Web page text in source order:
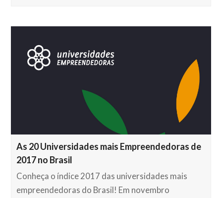
As 20 Universidades mais Empreendedoras de
2017 no Brasil
Conheça o índice 2017 das universidades mais
empreendedoras do Brasil! Em novembro